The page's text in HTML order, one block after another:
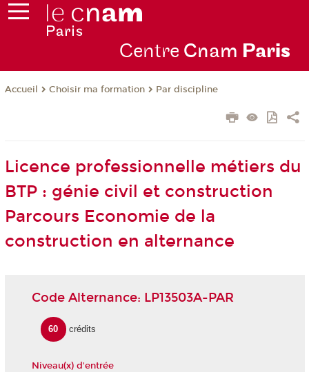
Centre Cnam Paris
Accueil Choisir ma formation Par discipline
Licence professionnelle métiers du
BTP : génie civil et construction
Parcours Economie de la
construction en alternance
Code Alternance: LP13503A-PAR
60 crédits
Niveau(x) d'entrée